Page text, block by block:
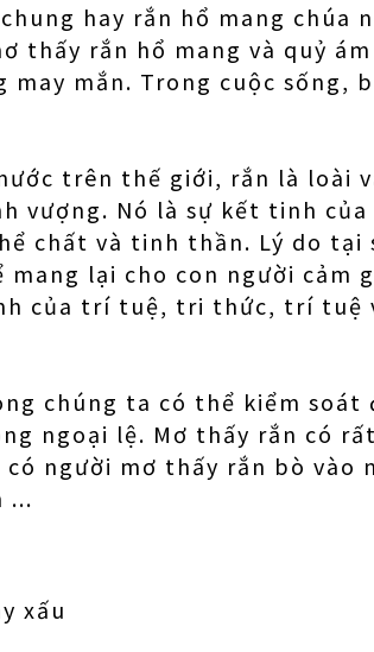
hay rắn hổ mang chúa
thấy rắn hổ mang và quỷ
mắn. Trong cuộc sống,
trên thế giới, rắn là loài
vượng. Nó là sự kết tinh
chất và tinh thần. Lý do tại
lại cho con người cảm
của trí tuệ, tri thức, trí tuệ
chúng ta có thể kiểm soát
ngoại lệ. Mơ thấy rắn có
người mơ thấy rắn bò vào
...
xấu